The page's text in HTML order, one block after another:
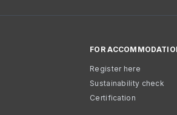
FOR
Register here
Sustainability check
Certification